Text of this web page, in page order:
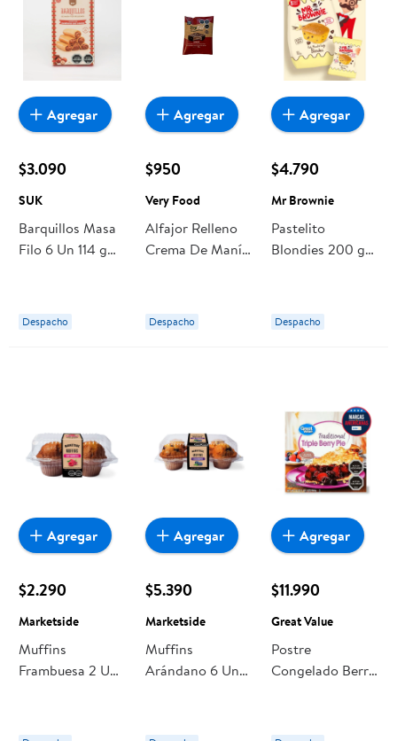
$3.090
SUK
Barquillos Masa
Filo 6 Un 114 g
Despacho
Agregar
$950
Very Food
Alfajor Relleno
Crema De Maní
Despacho
Agregar
$4.790
Mr Brownie
Pastelito
Blondies 200 g
Despacho
Agregar
$2.290
Marketside
Muffins
Frambuesa 2 Un
Agregar
$5.390
Marketside
Muffins
Arándano 6 Un
Agregar
$11.990
Great Value
Postre
Congelado Berry
Value
Agregar